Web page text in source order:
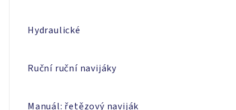
Hydraulické
Ruční ruční navijáky
Manuál: řetězový naviják